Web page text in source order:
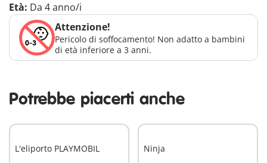
Età: Da 4 anno/i
Attenzione!
Pericolo di soffocamento! Non adatto a bambini
di età inferiore a 3 anni.
Potrebbe piacerti anche
L'eliporto PLAYMOBIL Ninja